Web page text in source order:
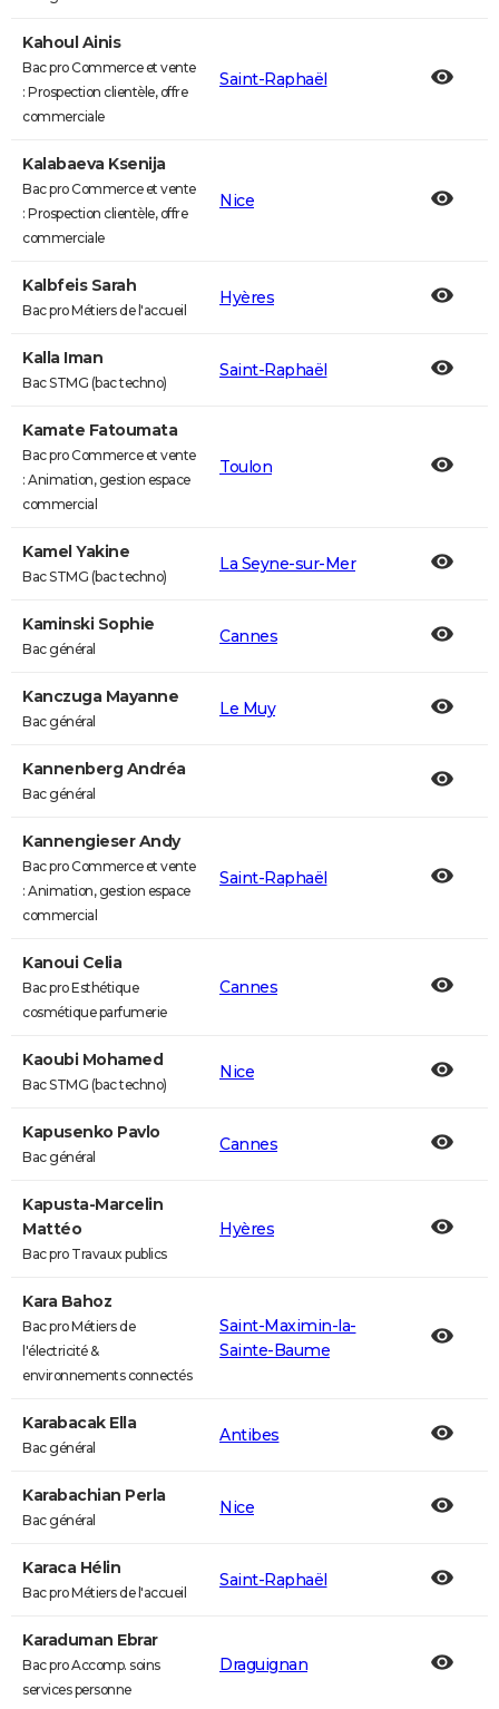
Kahoul Ainis
Bac pro Commerce et vente
: Prospection clientèle, offre
commerciale
Saint-Raphaël
Kalabaeva Ksenija
Bac pro Commerce et vente
: Prospection clientèle, offre
commerciale
Nice
Kalbfeis Sarah
Bac pro Métiers de l'accueil
Hyères
Kalla Iman
Bac STMG (bac techno)
Saint-Raphaël
Kamate Fatoumata
Bac pro Commerce et vente
: Animation, gestion espace
commercial
Toulon
Kamel Yakine
Bac STMG (bac techno)
La Seyne-sur-Mer
Kaminski Sophie
Bac général
Cannes
Kanczuga Mayanne
Bac général
Le Muy
Kannenberg Andréa
Bac général
Kannengieser Andy
Bac pro Commerce et vente
: Animation, gestion espace
commercial
Saint-Raphaël
Kanoui Celia
Bac pro Esthétique
cosmétique parfumerie
Cannes
Kaoubi Mohamed
Bac STMG (bac techno)
Nice
Kapusenko Pavlo
Bac général
Cannes
Kapusta-Marcelin
Mattéo
Bac pro Travaux publics
Hyères
Kara Bahoz
Bac pro Métiers de
l'électricité &
environnements connectés
Saint-Maximin-la-
Sainte-Baume
Karabacak Ella
Bac général
Antibes
Karabachian Perla
Bac général
Nice
Karaca Hélin
Bac pro Métiers de l'accueil
Saint-Raphaël
Karaduman Ebrar
Bac pro Accomp. soins
services personne
Draguignan